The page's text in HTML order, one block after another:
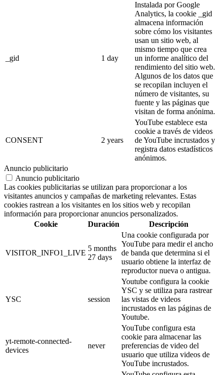
_gid 1 day
Instalada por Google
Analytics, la cookie _gid
almacena información
sobre cómo los visitantes
usan un sitio web, al
mismo tiempo que crea
un informe analítico del
rendimiento del sitio web.
Algunos de los datos que
se recopilan incluyen el
número de visitantes, su
fuente y las páginas que
visitan de forma anónima.
CONSENT 2 years
YouTube establece esta
cookie a través de videos
de YouTube incrustados y
registra datos estadísticos
anónimos.
Anuncio publicitario
Anuncio publicitario
Las cookies publicitarias se utilizan para proporcionar a los
visitantes anuncios y campañas de marketing relevantes. Estas
cookies rastrean a los visitantes en los sitios web y recopilan
información para proporcionar anuncios personalizados.
Cookie
Duración Descripción
VISITOR_INFO1_LIVE
5 months
27 days
Una cookie configurada por
YouTube para medir el ancho
de banda que determina si el
usuario obtiene la interfaz de
reproductor nueva o antigua.
YSC session
Youtube configura la cookie
YSC y se utiliza para rastrear
las vistas de videos
incrustados en las páginas de
Youtube.
yt-remote-connected-
devices
never
YouTube configura esta
cookie para almacenar las
preferencias de video del
usuario que utiliza videos de
YouTube incrustados.